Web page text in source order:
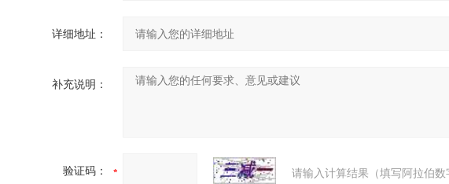
详细地址：
补充说明：
验证码： 请输入计算结果（填写阿拉伯